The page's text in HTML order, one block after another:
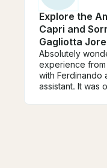
Explore the
Capri and
Gagliotta
Absolutely
experience from
with Ferdinando
assistant. It was
comfortable and
amazing tour of